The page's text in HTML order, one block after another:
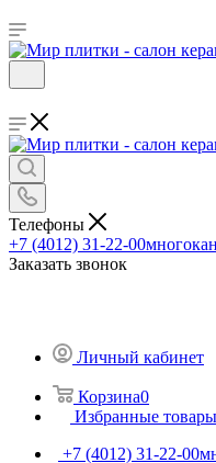
Телефоны
+7 (4012) 31-22-00
Заказать звонок
Личный кабинет
Корзина0
Избранные товары
+7 (4012) 31-22-00